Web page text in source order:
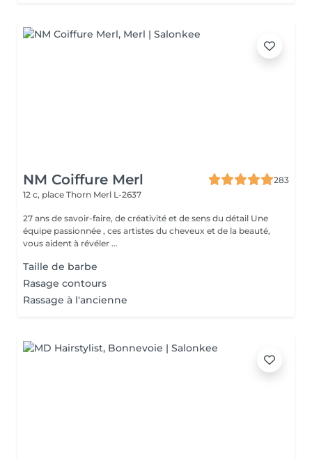
NM Coiffure Merl
283
12 c, place Thorn Merl L-2637
27 ans de savoir-faire, de créativité et de sens du détail Une
équipe passionnée , ces artistes du cheveux et de la beauté,
vous aident à révéler ...
Taille de barbe
Rasage contours
Rassage à l'ancienne